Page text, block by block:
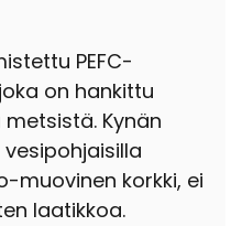
PEFC-
on hankittu
Kynän
muovinen korkki, ei
laatikkoa.